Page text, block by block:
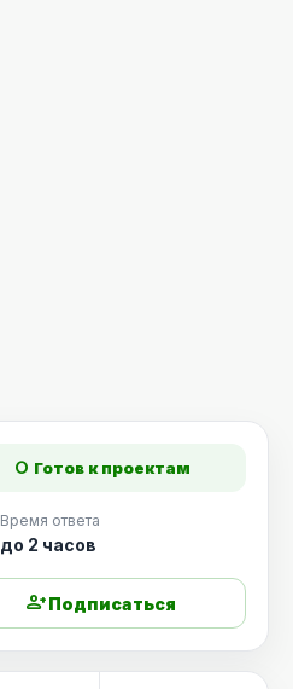
fiber_manual_record Готов к проектам
Время ответа
до 2 часов
person_addПодписаться